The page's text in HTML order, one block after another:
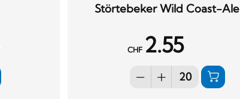
Störtebeker Wild Coast-Ale
CHF 2.55